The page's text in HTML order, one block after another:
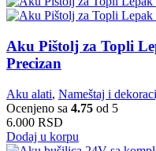
Aku Pištolj za Topli
Precizan
Aku alati, Nameštaj i
Ocenjeno sa 4.75 od 5
6.000 RSD
Dodaj u korpu